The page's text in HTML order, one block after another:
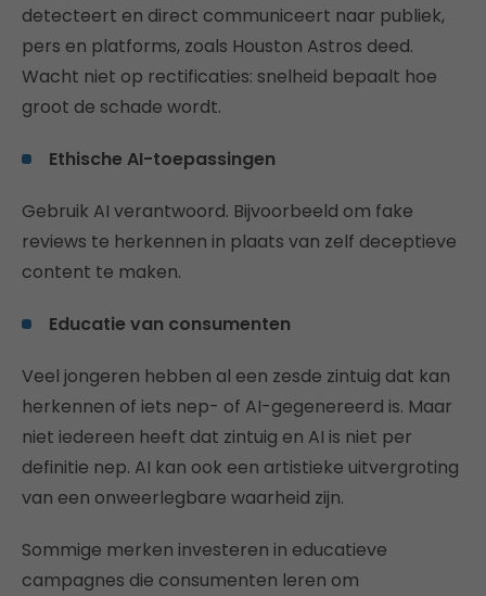
detecteert en direct communiceert naar publiek,
pers en platforms, zoals Houston Astros deed.
Wacht niet op rectificaties: snelheid bepaalt hoe
groot de schade wordt.
Ethische AI-toepassingen
Gebruik AI verantwoord. Bijvoorbeeld om fake
reviews te herkennen in plaats van zelf deceptieve
content te maken.
Educatie van consumenten
Veel jongeren hebben al een zesde zintuig dat kan
herkennen of iets nep- of AI-gegenereerd is. Maar
niet iedereen heeft dat zintuig en AI is niet per
definitie nep. AI kan ook een artistieke uitvergroting
van een onweerlegbare waarheid zijn.
Sommige merken investeren in educatieve
campagnes die consumenten leren om